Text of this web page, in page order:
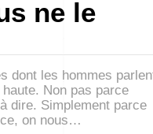
ne le
dont les hommes
Non pas parce
à dire. Simplement parce
on nous…